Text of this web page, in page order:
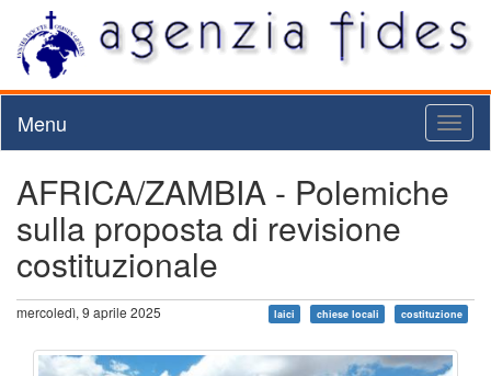
Menu
AFRICA/ZAMBIA - Polemiche
sulla proposta di revisione
costituzionale
mercoledì, 9 aprile 2025 laici chiese locali costituzione